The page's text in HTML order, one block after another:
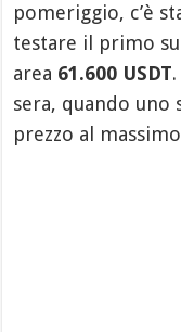
pomeriggio, c’è
testare il primo
area 61.600 USDT
sera, quando uno
prezzo al